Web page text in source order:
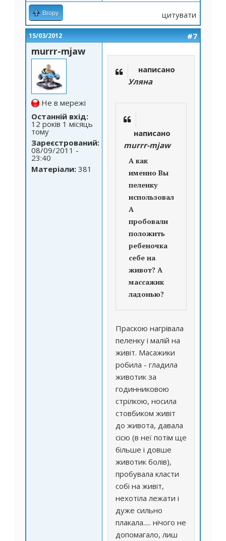
Вгору цитувати
15/03/2012 #7
murrr-mjaw
Не в мережі
Останній вхід:
12 років 1 місяць
тому
Зареєстрований:
08/09/2011 -
23:40
Матеріали: 381
написано
Уляна
написано
murrr-mjaw
А как
именно Вы
пеленку
использовали?
А
пробовали
положить
ребеночка
себе на
живот? А
массажик
ладонью?
Праскою нагрівала
пеленку і малій на
живіт. Масажики
робила - гладила
животик за
годинниковою
стрілкою, носила
стовбиком живіт
до живота, давала
сісю (в неї потім ще
більше і довше
животик болів),
пробувала класти
собі на живіт,
нехотіла лежати і
дуже сильно
плакала..... нічого не
допомагало, лиш